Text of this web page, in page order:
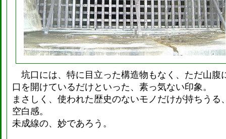
坑口には、特に目立った構造物もなく、ただ山腹
口を開けているだけといった、素っ気ない印象。
まさしく、使われた歴史のないモノだけが持ちうる
空白感。
未成線の、妙であろう。